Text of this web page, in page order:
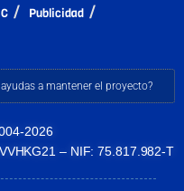
Publicidad
a mantener el proyecto?
2026
– NIF: 75.817.982-T